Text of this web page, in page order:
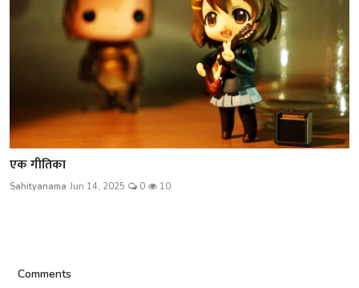
एक गीतिका
Sahityanama Jun 14, 2025 0 10
Comments